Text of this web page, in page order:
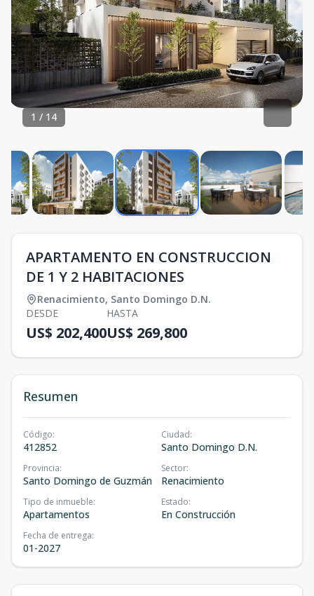
1 / 14
APARTAMENTO EN CONSTRUCCION
DE 1 Y 2 HABITACIONES
Renacimiento, Santo Domingo D.N.
DESDE
US$ 202,400
HASTA
US$ 269,800
Resumen
Código:
412852
Ciudad:
Santo Domingo D.N.
Provincia:
Santo Domingo de Guzmán
Sector:
Renacimiento
Tipo de inmueble:
Apartamentos
Estado:
En Construcción
Fecha de entrega:
01-2027